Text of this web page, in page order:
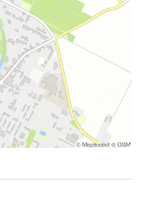
vom Wohlstand
Figuren.
dem Rathaus